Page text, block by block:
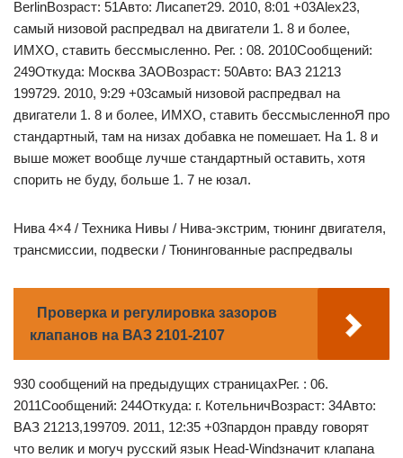
BerlinВозраст: 51Авто: Лисапет29. 2010, 8:01 +03Alex23,
самый низовой распредвал на двигатели 1. 8 и более,
ИМХО, ставить бессмысленно. Рег. : 08. 2010Сообщений:
249Откуда: Моcква ЗАОВозраст: 50Авто: ВАЗ 21213
199729. 2010, 9:29 +03самый низовой распредвал на
двигатели 1. 8 и более, ИМХО, ставить бессмысленноЯ про
стандартный, там на низах добавка не помешает. На 1. 8 и
выше может вообще лучше стандартный оставить, хотя
спорить не буду, больше 1. 7 не юзал.
Нива 4×4 / Техника Нивы / Нива-экстрим, тюнинг двигателя,
трансмиссии, подвески / Тюнингованные распредвалы
Проверка и регулировка зазоров
клапанов на ВАЗ 2101-2107
930 сообщений на предыдущих страницахРег. : 06.
2011Сообщений: 244Откуда: г. КотельничВозраст: 34Авто:
ВАЗ 21213,199709. 2011, 12:35 +03пардон правду говорят
что велик и могуч русский язык Head-Windзначит клапана